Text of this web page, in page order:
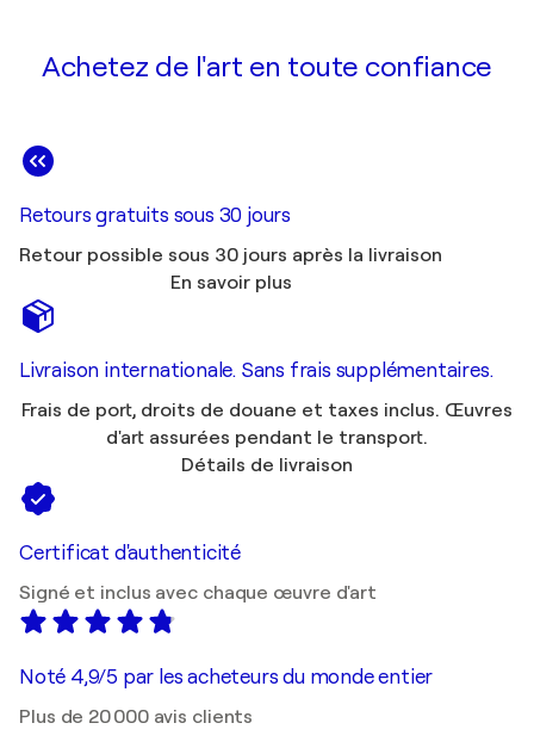
Achetez de l'art en toute confiance
Retours gratuits sous 30 jours
Retour possible sous 30 jours après la livraison
En savoir plus
Livraison internationale. Sans frais supplémentaires.
Frais de port, droits de douane et taxes inclus. Œuvres
d'art assurées pendant le transport.
Détails de livraison
Certificat d'authenticité
Signé et inclus avec chaque œuvre d'art
Noté 4,9/5 par les acheteurs du monde entier
Plus de 20 000 avis clients